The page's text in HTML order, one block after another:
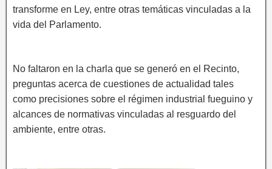
transforme en Ley, entre otras temáticas vinculadas a la
vida del Parlamento.
No faltaron en la charla que se generó en el Recinto,
preguntas acerca de cuestiones de actualidad tales
como precisiones sobre el régimen industrial fueguino y
alcances de normativas vinculadas al resguardo del
ambiente, entre otras.